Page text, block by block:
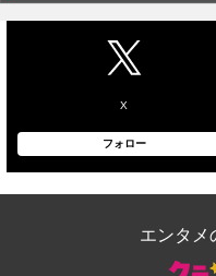
X
フォロー
エンタメ